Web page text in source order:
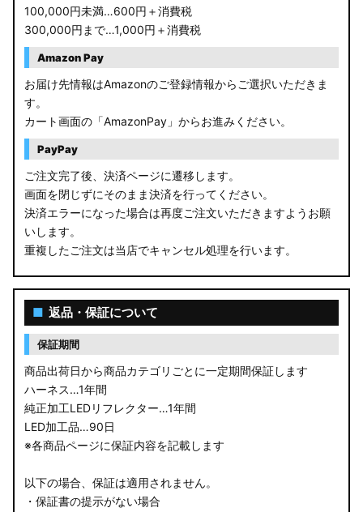
100,000円未満…600円＋消費税
300,000円まで…1,000円＋消費税
Amazon Pay
お届け先情報はAmazonのご登録情報からご選択いただきま
す。
カート画面の「AmazonPay」からお進みください。
PayPay
ご注文完了後、決済ページに遷移します。
画面を閉じずにそのまま決済を行ってください。
決済エラーになった場合は再度ご注文いただきますようお願
いします。
重複したご注文は当店でキャンセル処理を行います。
■ 返品・保証について
保証期間
商品出荷日から商品カテゴリごとに一定期間保証します
ハーネス…1年間
純正加工LEDリフレクター…1年間
LED加工品…90日
※各商品ページに保証内容を記載します
以下の場合、保証は適用されません。
・保証書の提示がない場合